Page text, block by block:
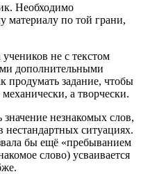
Необходимо
материалу по той грани,
не с текстом
дополнительными
продумать задание, чтобы
а творчески.
незнакомых слов,
нестандартных ситуациях.
бы ещё «пребыванием
слово) усваивается